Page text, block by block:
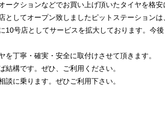
クションなどでお買い上げ頂いたタイヤを格安
としてオープン致しましたピットステーション
10号店としてサービスを拡大しております。今
丁寧・確実・安全に取付けさせて頂きます。
構です。ぜひ、ご利用ください。
に乗ります。ぜひご利用下さい。